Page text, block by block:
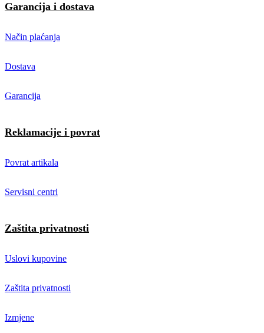
Garancija i dostava
Način plaćanja
Dostava
Garancija
Reklamacije i povrat
Povrat artikala
Servisni centri
Zaštita privatnosti
Uslovi kupovine
Zaštita privatnosti
Izmjene